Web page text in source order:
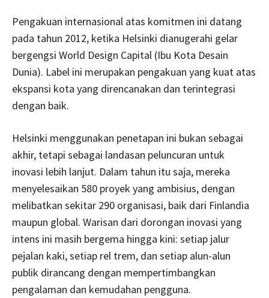
Pengakuan internasional atas komitmen ini datang
pada tahun 2012, ketika Helsinki dianugerahi gelar
bergengsi World Design Capital (Ibu Kota Desain
Dunia). Label ini merupakan pengakuan yang kuat atas
ekspansi kota yang direncanakan dan terintegrasi
dengan baik.
Helsinki menggunakan penetapan ini bukan sebagai
akhir, tetapi sebagai landasan peluncuran untuk
inovasi lebih lanjut. Dalam tahun itu saja, mereka
menyelesaikan 580 proyek yang ambisius, dengan
melibatkan sekitar 290 organisasi, baik dari Finlandia
maupun global. Warisan dari dorongan inovasi yang
intens ini masih bergema hingga kini: setiap jalur
pejalan kaki, setiap rel trem, dan setiap alun-alun
publik dirancang dengan mempertimbangkan
pengalaman dan kemudahan pengguna.